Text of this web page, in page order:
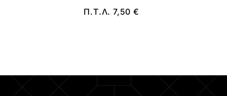
Π.Τ.Λ.7,50€